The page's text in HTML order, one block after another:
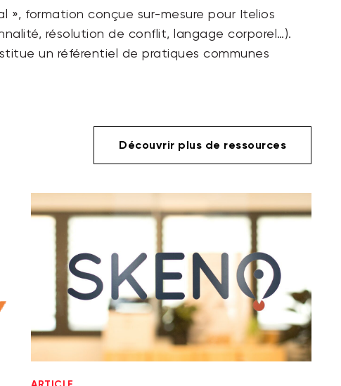
», formation conçue sur-mesure pour Itelios
résolution de conflit, langage corporel…).
un référentiel de pratiques communes
Découvrir plus de ressources